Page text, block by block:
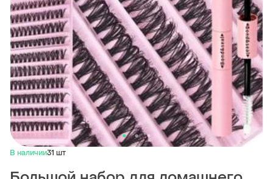
В наличии31 шт